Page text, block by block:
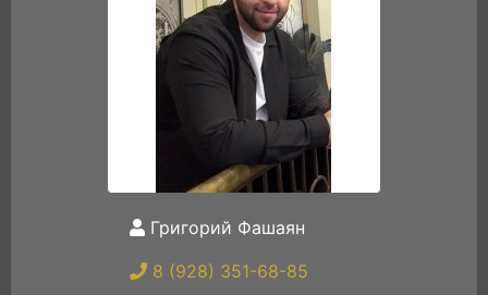
Григорий Фашаян
8 (928) 351-68-85